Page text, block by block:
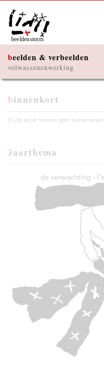
beelden & verbeelden
volwassenenwerking
binnenkort
Er zijn op dit moment geen
Jaarthema